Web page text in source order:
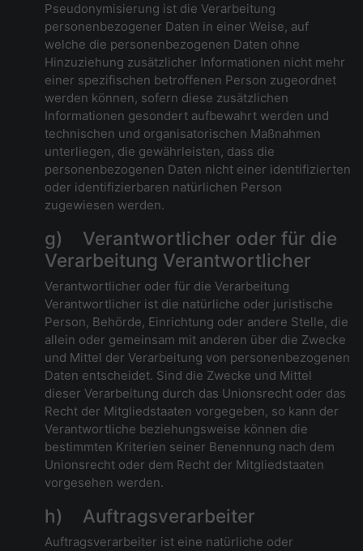
Pseudonymisierung ist die Verarbeitung
personenbezogener Daten in einer Weise, auf
welche die personenbezogenen Daten ohne
Hinzuziehung zusätzlicher Informationen nicht mehr
einer spezifischen betroffenen Person zugeordnet
werden können, sofern diese zusätzlichen
Informationen gesondert aufbewahrt werden und
technischen und organisatorischen Maßnahmen
unterliegen, die gewährleisten, dass die
personenbezogenen Daten nicht einer identifizierten
oder identifizierbaren natürlichen Person
zugewiesen werden.
g) Verantwortlicher oder für die
Verarbeitung Verantwortlicher
Verantwortlicher oder für die Verarbeitung
Verantwortlicher ist die natürliche oder juristische
Person, Behörde, Einrichtung oder andere Stelle, die
allein oder gemeinsam mit anderen über die Zwecke
und Mittel der Verarbeitung von personenbezogenen
Daten entscheidet. Sind die Zwecke und Mittel
dieser Verarbeitung durch das Unionsrecht oder das
Recht der Mitgliedstaaten vorgegeben, so kann der
Verantwortliche beziehungsweise können die
bestimmten Kriterien seiner Benennung nach dem
Unionsrecht oder dem Recht der Mitgliedstaaten
vorgesehen werden.
h) Auftragsverarbeiter
Auftragsverarbeiter ist eine natürliche oder